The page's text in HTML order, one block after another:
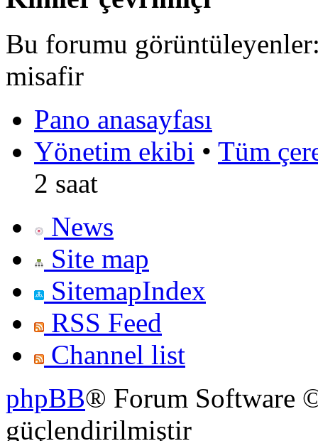
Bu forumu
misafir
Pano anasayfası
Yönetim ekibi • Tüm
2 saat
News
Site map
SitemapIndex
RSS Feed
Channel list
phpBB® Forum Software
güçlendirilmiştir